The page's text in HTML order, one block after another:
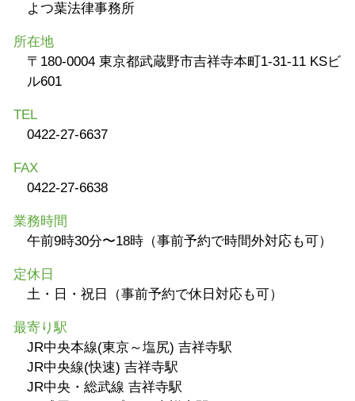
よつ葉法律事務所
所在地
〒180-0004 東京都武蔵野市吉祥寺本町1-31-11 KSビ
ル601
TEL
0422-27-6637
FAX
0422-27-6638
業務時間
午前9時30分〜18時（事前予約で時間外対応も可）
定休日
土・日・祝日（事前予約で休日対応も可）
最寄り駅
JR中央本線(東京～塩尻) 吉祥寺駅
JR中央線(快速) 吉祥寺駅
JR中央・総武線 吉祥寺駅